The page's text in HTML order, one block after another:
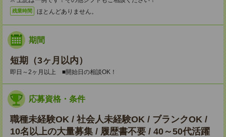
残業時間 ほとんどありません。
期間
短期（3ヶ月以内）
即日～2ヶ月以上 ■開始日の相談OK！
応募資格・条件
職種未経験OK / 社会人未経験OK / ブランクOK /
10名以上の大量募集 / 履歴書不要 / 40～50代活躍